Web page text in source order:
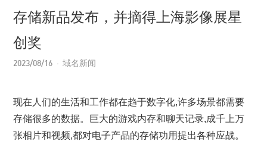
存储新品发布，并摘得上海影像展星
创奖
2023/08/16 域名新闻
现在人们的生活和工作都在趋于数字化,许多场景都需要
存储很多的数据。巨大的游戏内存和聊天记录,成千上万
张相片和视频,都对电子产品的存储功用提出各种应战。